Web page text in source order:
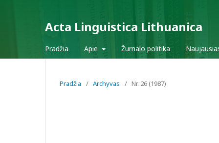
Acta Linguistica Lithuanica
Pradžia Apie Žurnalo politika
Pradžia / Archyvas / Nr. 26 (1987)